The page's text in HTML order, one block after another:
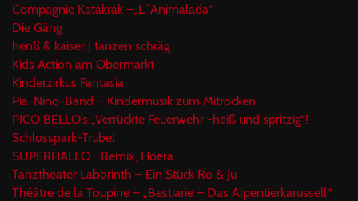
Compagnie Katakrak –„L´Animalada“
Die Gäng
henß & kaiser | tanzen schräg
Kids Action am Obermarkt
Kinderzirkus Fantasia
Pia-Nino-Band – Kindermusik zum Mitrocken
PICO BELLO’s „Verrückte Feuerwehr -heiß und spritzig“!
Schlosspark-Trubel
SUPERHALLO –Remix, Hoera
Tanztheater Laborinth – Ein Stück Ro & Ju
Théâtre de la Toupine – „Bestiarie – Das Alpentierkarussell“